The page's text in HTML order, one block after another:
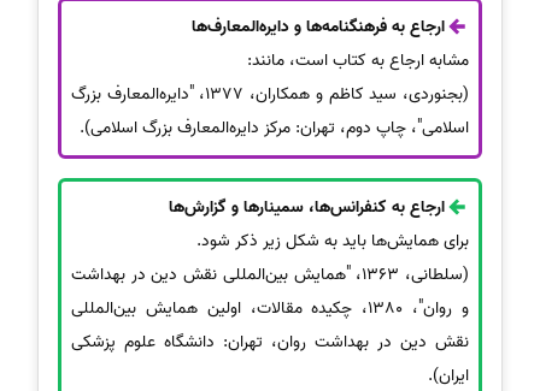
ارجاع به فرهنگنامه‌ها و دایره‌المعارف‌ها
مشابه ارجاع به کتاب است، مانند:
(بجنوردی، سید کاظم و همکاران، 1377، "دایره‌المعارف بزرگ
اسلامی"، چاپ دوم، تهران: مرکز دایره‌المعارف بزرگ اسلامی).
ارجاع به کنفرانس‌ها، سمینارها و گزارش‌ها
برای همایش‌ها باید به شکل زیر ذکر شود.
(سلطانی، 1363، "همایش بین‌المللی نقش دین در بهداشت
و روان"، 1380، چکیده مقالات، اولین همایش بین‌المللی
نقش دین در بهداشت روان، تهران: دانشگاه علوم پزشکی
ایران).